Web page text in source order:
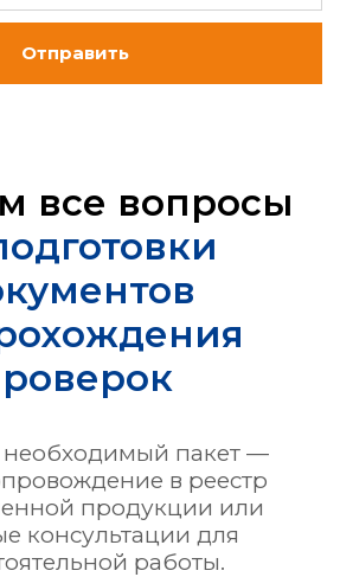
Отправить
все вопросы
пакет —
в реестр
продукции или
консультации для
работы.